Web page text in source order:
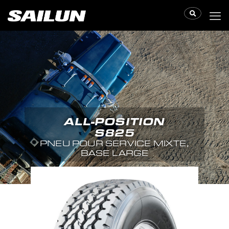
ALL-POSITION
S825
PNEU POUR SERVICE MIXTE,
BASE LARGE